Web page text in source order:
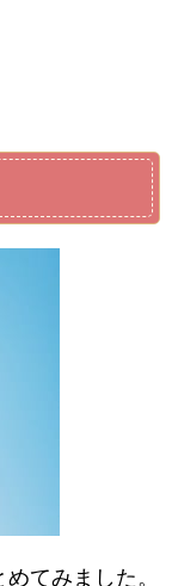
てみました。